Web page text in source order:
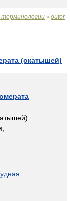
терминологии > outer
(окатышей)